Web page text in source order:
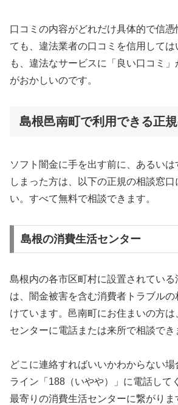
口コミの内容がどれだけ具体的で信憑
ても、違法業者の口コミを信用して
も、違法なサービスに「良い口コミ
がおかしいのです。
島根邑南町で利用できる正
ソフト闇金に手を出す前に、あるい
しまった方は、以下の正規の相談窓口
い。すべて無料で相談できます。
島根の消費生活センター
島根内の各市区町村に設置されてい
は、闇金被害を含む消費者トラブル
けています。邑南町にお住まいの方
センターに電話または来所で相談でき
どこに連絡すればいいかわからない場
ライン「188（いやや）」に電話して
最寄りの消費生活センターに繋がり